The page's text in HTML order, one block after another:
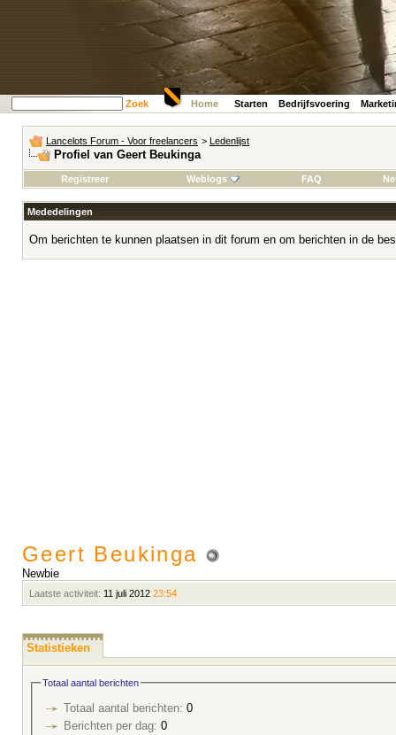
Zoek Home Starten Bedrijfsvoering
Lancelots Forum - Voor freelancers > Ledenlijst
Profiel van Geert Beukinga
Registreer Weblogs FAQ
Mededelingen
Om berichten te kunnen plaatsen in dit forum en om berichten in de
Geert Beukinga
Newbie
Laatste activiteit: 11 juli 2012 23:54
Statistieken
Totaal aantal berichten
Totaal aantal berichten: 0
Berichten per dag: 0